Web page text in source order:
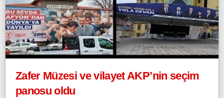
Zafer Müzesi ve vilayet AKP’nin seçim
panosu oldu